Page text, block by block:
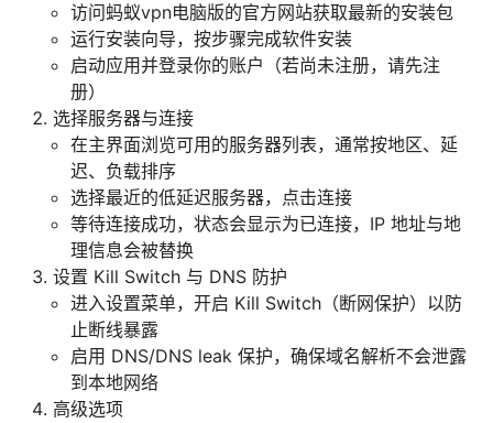
访问蚂蚁vpn电脑版的官方网站获取最新的安装包
运行安装向导，按步骤完成软件安装
启动应用并登录你的账户（若尚未注册，请先注
册）
选择服务器与连接
在主界面浏览可用的服务器列表，通常按地区、延
迟、负载排序
选择最近的低延迟服务器，点击连接
等待连接成功，状态会显示为已连接，IP 地址与地
理信息会被替换
设置 Kill Switch 与 DNS 防护
进入设置菜单，开启 Kill Switch（断网保护）以防
止断线暴露
启用 DNS/DNS leak 保护，确保域名解析不会泄露
到本地网络
高级选项